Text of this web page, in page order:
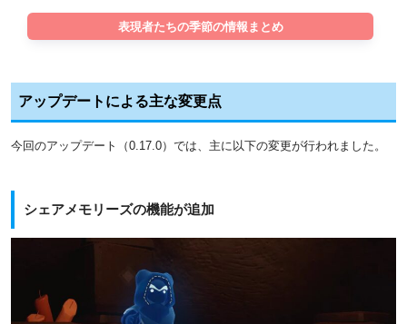
表現者たちの季節の情報まとめ
アップデートによる主な変更点
今回のアップデート（0.17.0）では、主に以下の変更が行われました。
シェアメモリーズの機能が追加